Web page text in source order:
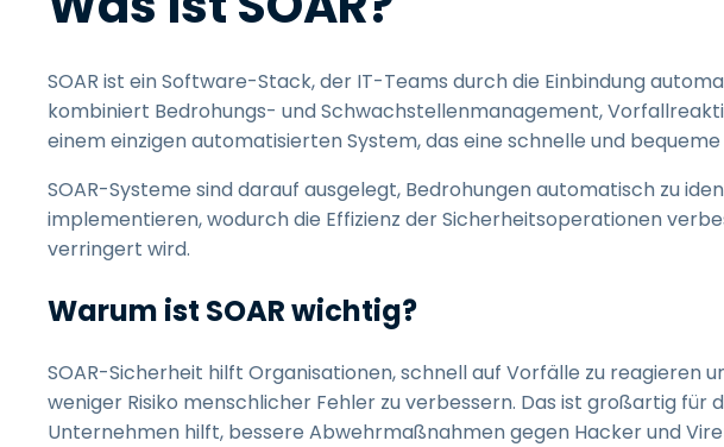
SOAR ist ein Software-Stack, der IT-Teams durch die Einbindung
kombiniert Bedrohungs- und Schwachstellenmanagement,
einem einzigen automatisierten System, das eine schnelle und
SOAR-Systeme sind darauf ausgelegt, Bedrohungen automatisch zu
implementieren, wodurch die Effizienz der Sicherheitsoperationen
verringert wird.
Warum ist SOAR wichtig?
SOAR-Sicherheit hilft Organisationen, schnell auf Vorfälle zu reagieren
weniger Risiko menschlicher Fehler zu verbessern. Das ist großartig für
Unternehmen hilft, bessere Abwehrmaßnahmen gegen Hacker und